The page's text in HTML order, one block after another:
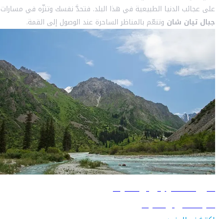
على عجائب الدنيا الطبيعية في هذا البلد. فتحدَّ نفسك وتنزّه في مسارات
جبال تيان شان وتنعّم بالمناظر الساحرة عند الوصول إلى القمة.
دليل السفر إلى بيشكيك
تعرّف على بيشكيك